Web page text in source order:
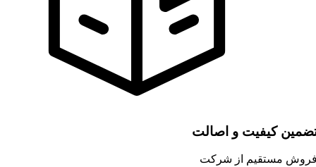
کیفیت و اصالت
مستقیم از شرکت